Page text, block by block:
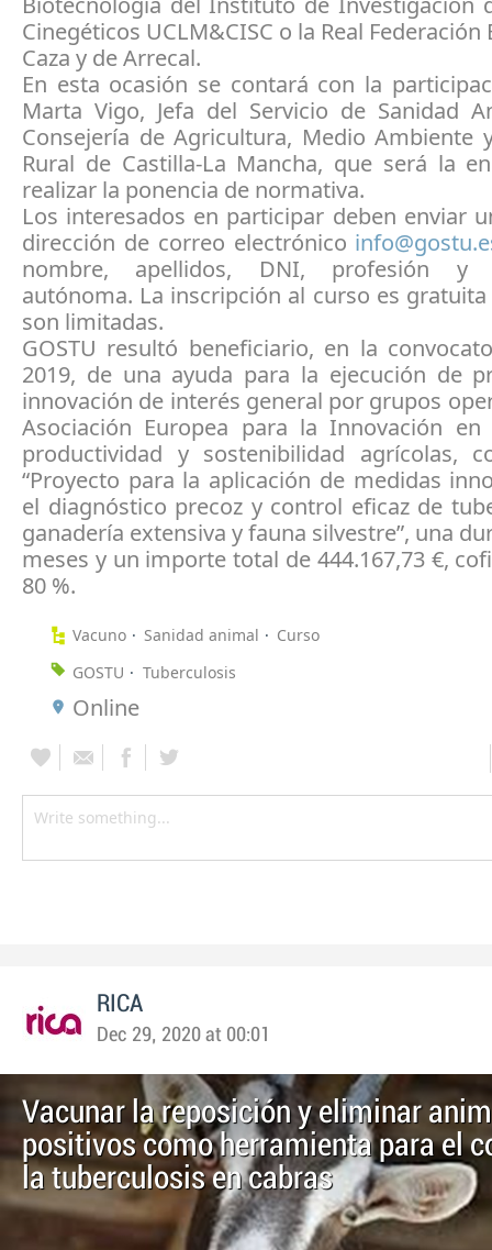
Cinegéticos UCLM&CISC o la Real Federación
Caza y de Arrecal.
En esta ocasión se contará con la
Marta Vigo, Jefa del Servicio de Sanidad
Consejería de Agricultura, Medio Ambiente
Rural de Castilla-La Mancha, que será la
realizar la ponencia de normativa.
Los interesados en participar deben enviar
dirección de correo electrónico
nombre, apellidos, DNI, profesión y
autónoma. La inscripción al curso es gratuita
son limitadas.
GOSTU resultó beneficiario, en la
2019, de una ayuda para la ejecución de
innovación de interés general por grupos
Asociación Europea para la Innovación
productividad y sostenibilidad agrícolas,
“Proyecto para la aplicación de medidas
el diagnóstico precoz y control eficaz de
ganadería extensiva y fauna silvestre”, una
meses y un importe total de 444.167,73 €,
80 %.
Vacuno Sanidad animal
Curso
GOSTU
Tuberculosis
Online
RICA
Dec 29, 2020 at 00:01
Vacunar la reposición y eliminar
positivos como herramienta para el
la tuberculosis en cabras